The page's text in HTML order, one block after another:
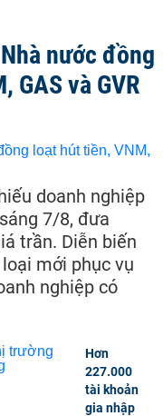
nước đồng
GAS và GVR
doanh nghiệp
7/8, đưa
trần. Diễn biến
mới phục vụ
nghiệp có
Hơn
227.000
tài khoản
gia nhập